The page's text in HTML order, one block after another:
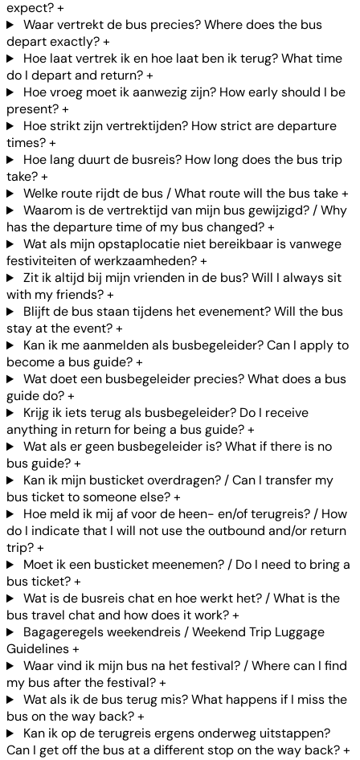
expect?+
Waar vertrekt de bus precies? Where does the bus
depart exactly?+
Hoe laat vertrek ik en hoe laat ben ik terug? What time
do I depart and return?+
Hoe vroeg moet ik aanwezig zijn? How early should I be
present?+
Hoe strikt zijn vertrektijden? How strict are departure
times?+
Hoe lang duurt de busreis? How long does the bus trip
take?+
Welke route rijdt de bus / What route will the bus take+
Waarom is de vertrektijd van mijn bus gewijzigd? / Why
has the departure time of my bus changed?+
Wat als mijn opstaplocatie niet bereikbaar is vanwege
festiviteiten of werkzaamheden?+
Zit ik altijd bij mijn vrienden in de bus? Will I always sit
with my friends?+
Blijft de bus staan tijdens het evenement? Will the bus
stay at the event?+
Kan ik me aanmelden als busbegeleider? Can I apply to
become a bus guide?+
Wat doet een busbegeleider precies? What does a bus
guide do?+
Krijg ik iets terug als busbegeleider? Do I receive
anything in return for being a bus guide?+
Wat als er geen busbegeleider is? What if there is no
bus guide?+
Kan ik mijn busticket overdragen? / Can I transfer my
bus ticket to someone else?+
Hoe meld ik mij af voor de heen- en/of terugreis? / How
do I indicate that I will not use the outbound and/or return
trip?+
Moet ik een busticket meenemen? / Do I need to bring a
bus ticket?+
Wat is de busreis chat en hoe werkt het? / What is the
bus travel chat and how does it work?+
Bagageregels weekendreis / Weekend Trip Luggage
Guidelines+
Waar vind ik mijn bus na het festival? / Where can I find
my bus after the festival?+
Wat als ik de bus terug mis? What happens if I miss the
bus on the way back?+
Kan ik op de terugreis ergens onderweg uitstappen?
Can I get off the bus at a different stop on the way back?+